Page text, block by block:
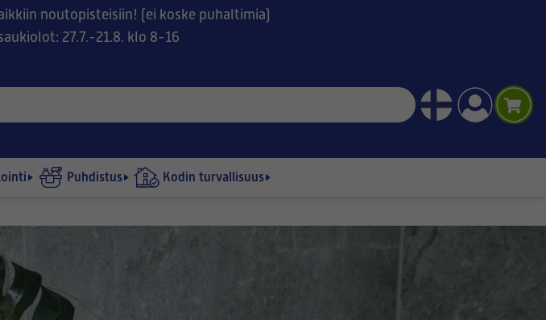
noutopisteisiin! (ei koske puhaltimia)
27.7.-21.8. klo 8-16
Puhdistus Kodin turvallisuus